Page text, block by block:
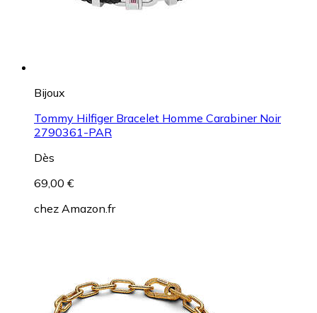
Bijoux
Tommy Hilfiger Bracelet Homme Carabiner Noir
2790361-PAR
Dès
69,00 €
chez Amazon.fr